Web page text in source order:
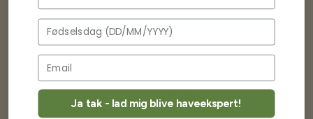
Mini Champ - Østershat Gul
99,00 kr
Mini Champ - Østershat
99,00 kr
Fødselsdag
Ja tak - lad mig blive haveekspert!